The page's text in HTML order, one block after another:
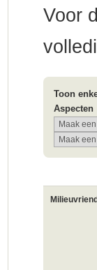
Voor
Toon
Aspecten